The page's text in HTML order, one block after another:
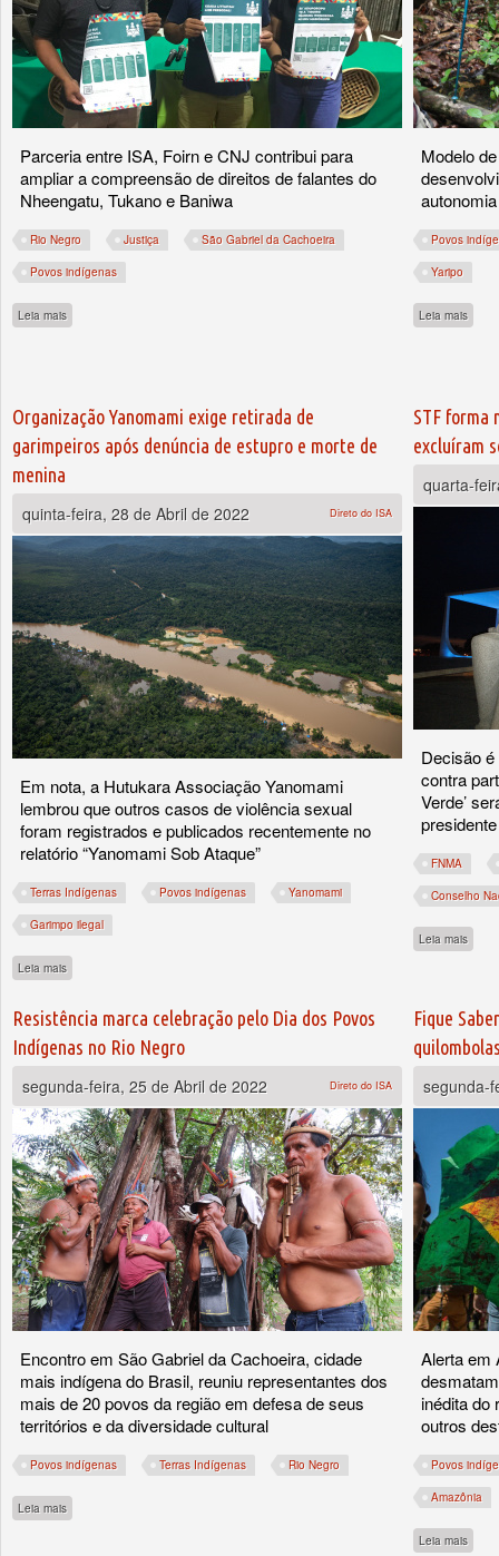
Parceria entre ISA, Foirn e CNJ contribui para
ampliar a compreensão de direitos de falantes do
Nheengatu, Tukano e Baniwa
Rio Negro Justiça São Gabriel da Cachoeira
Povos indígenas
Leia mais sobre Traduções de indígenas do Rio Negro facilitam acesso à Justiça
Modelo
Povos
Yaripo
Leia mais
Organização Yanomami exige retirada de
garimpeiros após denúncia de estupro e morte de
menina
quinta-feira, 28 de Abril de 2022
Direto do ISA
Em nota, a Hutukara Associação Yanomami
lembrou que outros casos de violência sexual
foram registrados e publicados recentemente no
relatório “Yanomami Sob Ataque”
Terras Indígenas Povos indígenas Yanomami
Garimpo ilegal
Leia mais
STF forma
excluíram
quarta-
Decisão
contra
Verde’
FNMA
Conselho
Leia mais
Resistência marca celebração pelo Dia dos Povos
Indígenas no Rio Negro
segunda-feira, 25 de Abril de 2022
Direto do ISA
Encontro em São Gabriel da Cachoeira, cidade
mais indígena do Brasil, reuniu representantes dos
mais de 20 povos da região em defesa de seus
territórios e da diversidade cultural
Povos indígenas Terras Indígenas Rio Negro
Leia mais sobre Resistência marca celebração pelo Dia dos Povos Indígenas no Rio Negro
Fique
segunda-
Alerta em
inédita do
outros
Povos
Amazônia
Leia mais